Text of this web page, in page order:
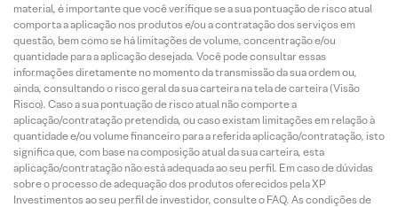
material, é importante que você verifique se a sua pontuação de risco atual
comporta a aplicação nos produtos e/ou a contratação dos serviços em
questão, bem como se há limitações de volume, concentração e/ou
quantidade para a aplicação desejada. Você pode consultar essas
informações diretamente no momento da transmissão da sua ordem ou,
ainda, consultando o risco geral da sua carteira na tela de carteira (Visão
Risco). Caso a sua pontuação de risco atual não comporte a
aplicação/contratação pretendida, ou caso existam limitações em relação à
quantidade e/ou volume financeiro para a referida aplicação/contratação, isto
significa que, com base na composição atual da sua carteira, esta
aplicação/contratação não está adequada ao seu perfil. Em caso de dúvidas
sobre o processo de adequação dos produtos oferecidos pela XP
Investimentos ao seu perfil de investidor, consulte o FAQ. As condições de